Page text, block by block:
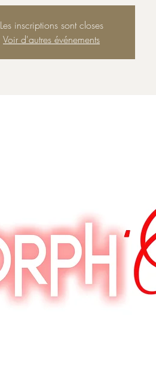
Les inscriptions sont closes
Voir d'autres événements